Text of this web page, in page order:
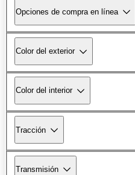
Opciones de compra en línea
Color del exterior
Color del interior
Tracción
Transmisión